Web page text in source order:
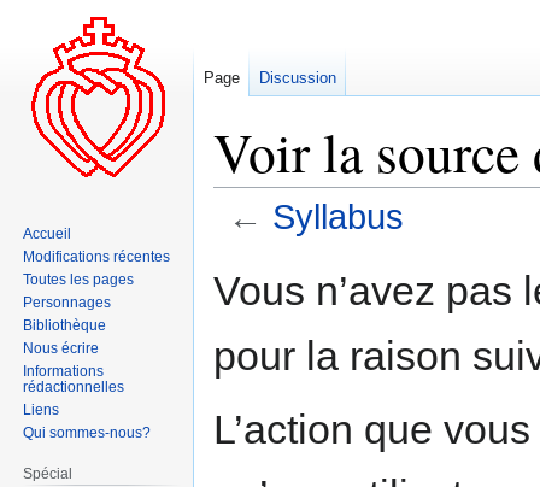
Voir la source
← Syllabus
à
navigation
à
recherche
Vous n’avez pas
pour la raison
L’action que
Page Discussion
Accueil
Modifications récentes
Toutes les pages
Personnages
Bibliothèque
Nous écrire
Informations
rédactionnelles
Liens
Qui sommes-nous?
Spécial